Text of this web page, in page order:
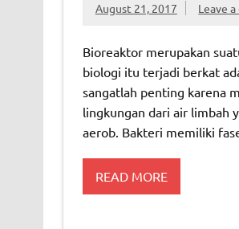
August 21, 2017 Leave
Bioreaktor merupakan
biologi itu terjadi berkat
sangatlah penting karena
lingkungan dari air limbah
aerob. Bakteri memiliki
READ MORE